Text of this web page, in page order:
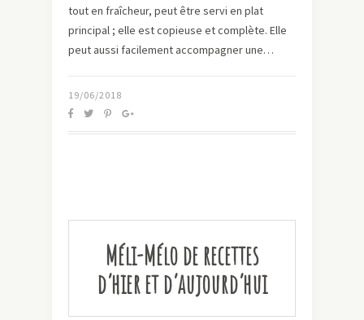
tout en fraîcheur, peut être servi en plat
principal ; elle est copieuse et complète. Elle
peut aussi facilement accompagner une…
19/06/2018
Méli-Mélo de recettes
d’hier et d’aujourd’hui